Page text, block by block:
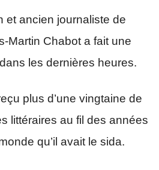
et ancien journaliste de
Martin Chabot a fait une
les dernières heures.
plus d’une vingtaine de
littéraires au fil des années
qu’il avait le sida.